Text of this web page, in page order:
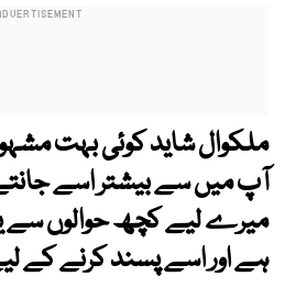
ملکوال شاید کوئی بہت
آپ میں سے بیشتر اسے
میرے لیے کچھ حوالوں
ہے اور اسے پسند کرنے کے